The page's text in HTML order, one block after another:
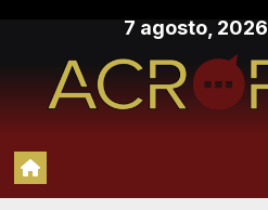
contenido
7 agosto, 2026